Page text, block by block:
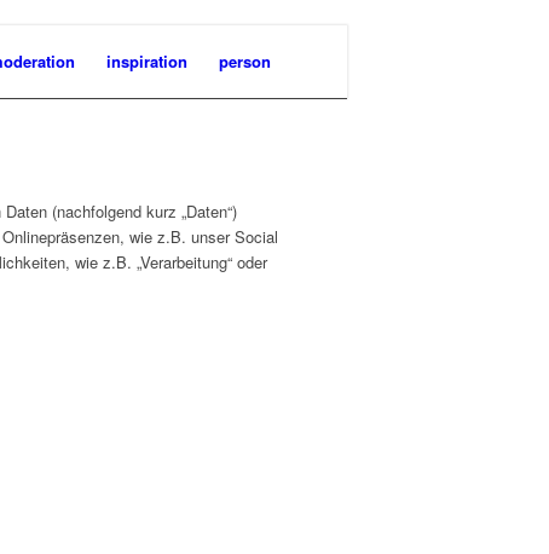
inspiration person
(nachfolgend kurz „Daten“)
wie z.B. unser Social
wie z.B. „Verarbeitung“ oder